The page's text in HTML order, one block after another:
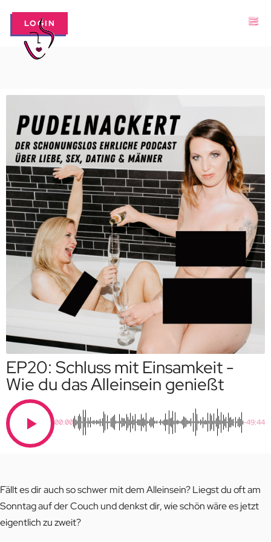
LOGIN
EP20: Schluss mit Einsamkeit -
Wie du das Alleinsein genießt
00:00 -49:44
Fällt es dir auch so schwer mit dem Alleinsein? Liegst du oft am
Sonntag auf der Couch und denkst dir, wie schön wäre es jetzt
eigentlich zu zweit?